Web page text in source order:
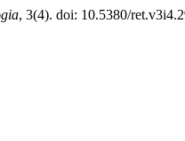
, 3(4). doi: 10.5380/